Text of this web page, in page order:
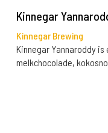
Kinnegar
Kinnegar Brewing
Kinnegar Yannaroddy is
melkchocolade,